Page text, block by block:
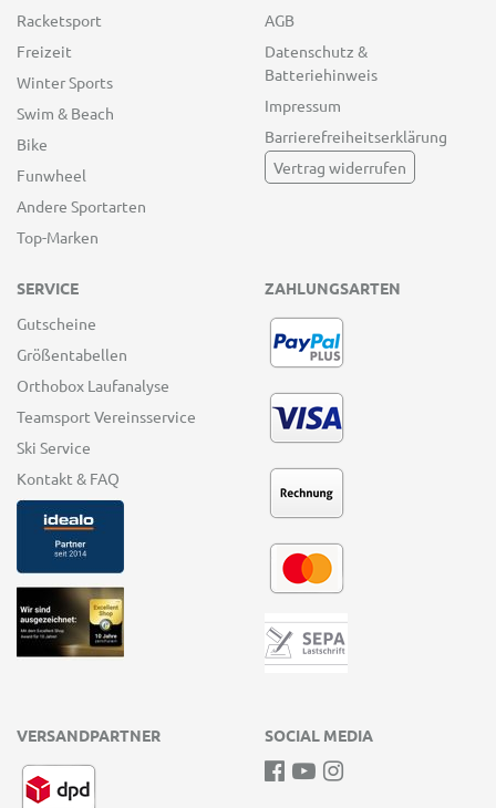
Racketsport
Freizeit
Winter Sports
Swim & Beach
Bike
Funwheel
Andere Sportarten
Top-Marken
AGB
Datenschutz &
Batteriehinweis
Impressum
Barrierefreiheitserklärung
Vertrag widerrufen
SERVICE
Gutscheine
Größentabellen
Orthobox Laufanalyse
Teamsport Vereinsservice
Ski Service
Kontakt & FAQ
ZAHLUNGSARTEN
VERSANDPARTNER SOCIAL MEDIA